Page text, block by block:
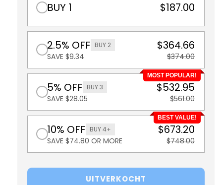
BUY 1 $187.00
2.5% OFF BUY 2
SAVE $9.34
$364.66
$374.00
MOST POPULAR!
5% OFF BUY 3
SAVE $28.05
$532.95
$561.00
BEST VALUE!
10% OFF BUY 4+
SAVE $74.80 OR MORE
$673.20
$748.00
UITVERKOCHT